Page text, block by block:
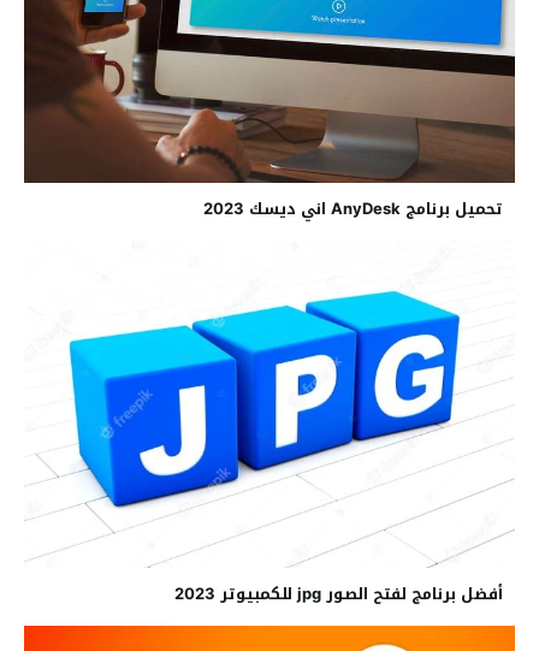
تحميل برنامج AnyDesk اني ديسك 2023
أفضل برنامج لفتح الصور jpg للكمبيوتر 2023